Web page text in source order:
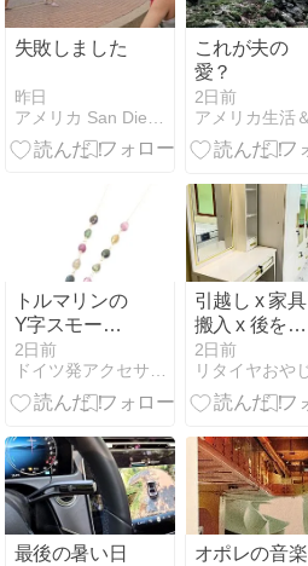
われた。«Il y a
81 ans, une
bombe
atomique a été
larguée sur
causant la
précieuses.»
失敗しました
昨日
これが夫の
愛？
2日前
トルマリンの
Y字スモーキ
ークォーツト
ップネックレ
ス
2日前
ドイツ発アクセサリー自宅サロンで海外女性ライフコーディネート
引越し x 家具
搬入 x 後を濁
さず
2日前
最後の暑い日
オポレの音楽